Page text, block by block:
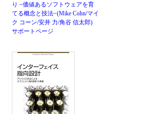
り ~価値あるソフトウェアを育
てる概念と技法~(Mike Cohn/マイ
ク コーン/安井 力/角谷 信太郎)
サポートページ